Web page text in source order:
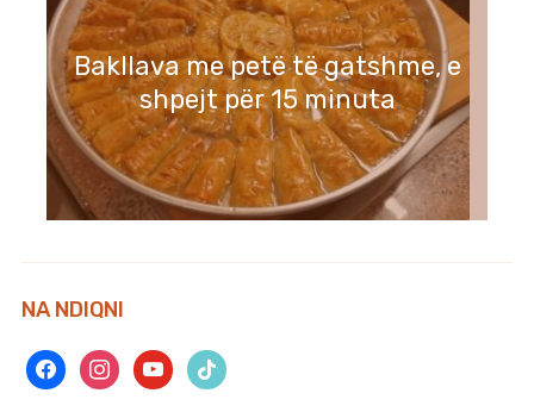
Bakllava me petë të gatshme, e
shpejt për 15 minuta
NA NDIQNI
facebookinstagramyoutubetiktok